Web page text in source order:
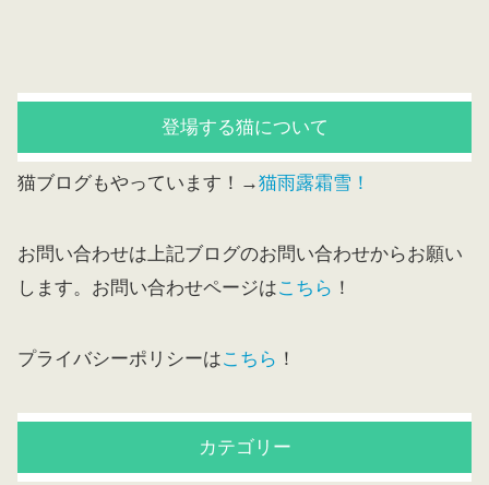
登場する猫について
猫ブログもやっています！→猫雨露霜雪！
お問い合わせは上記ブログのお問い合わせからお願い
します。お問い合わせページはこちら ！
プライバシーポリシーはこちら ！
カテゴリー